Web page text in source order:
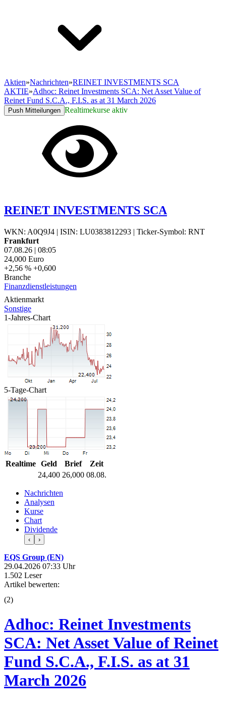
Aktien»Nachrichten»REINET INVESTMENTS SCA
AKTIE»Adhoc: Reinet Investments SCA: Net Asset Value of
Reinet Fund S.C.A., F.I.S. as at 31 March 2026
Push Mitteilungen Realtimekurse aktiv
REINET INVESTMENTS SCA
WKN: A0Q9J4 | ISIN: LU0383812293 | Ticker-Symbol: RNT
Frankfurt
07.08.26 | 08:05
24,000 Euro
+2,56 % +0,600
Branche
Finanzdienstleistungen
Aktienmarkt
Sonstige
1-Jahres-Chart
5-Tage-Chart
Realtime Geld Brief
Zeit
24,400 26,000 08.08.
Nachrichten
Analysen
Kurse
Chart
Dividende
‹ ›
EQS Group (EN)
29.04.2026 07:33 Uhr
1.502 Leser
Artikel bewerten:
(2)
Adhoc: Reinet Investments
SCA: Net Asset Value of Reinet
Fund S.C.A., F.I.S. as at 31
March 2026